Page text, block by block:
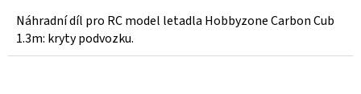
Náhradní díl pro RC model letadla Hobbyzone Carbon Cub
1.3m: kryty podvozku.